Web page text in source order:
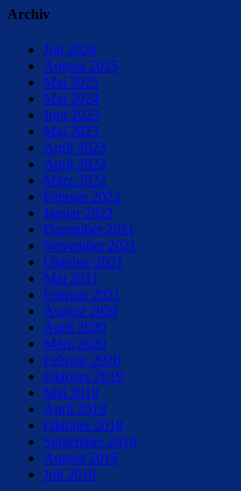
Archiv
Juli 2026
August 2025
Mai 2025
Mai 2024
Juni 2023
Mai 2023
April 2023
April 2022
März 2022
Februar 2022
Januar 2022
Dezember 2021
November 2021
Oktober 2021
Mai 2021
Februar 2021
August 2020
April 2020
März 2020
Februar 2020
Oktober 2019
Mai 2019
April 2019
Oktober 2018
September 2018
August 2018
Juli 2018